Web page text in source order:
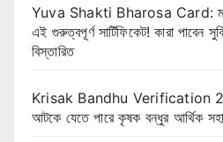
Yuva Shakti Bharosa Card:
এই গুরুত্বপূর্ণ সার্টিফিকেট! কারা পাবেন
বিস্তারিত
Krisak Bandhu Verification
আটকে যেতে পারে কৃষক বন্ধুর আর্থিক